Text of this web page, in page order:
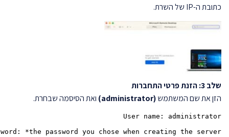
כתובת ה-IP של השרת.
שלב 3: הזנת פרטי התחברות
הזן את שם המשתמש(administrator) ואת הסיסמה שבחרת.
*the password you chose when creating the server*